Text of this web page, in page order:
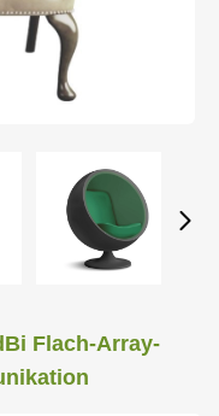
Flach-Array-